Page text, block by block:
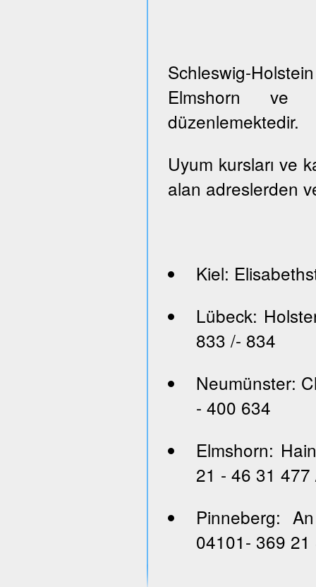
Schleswig-
Elmshorn ve
düzenlemektedir.
Uyum kursları ve
alan adreslerden
Kiel:
Lübeck:
833 /- 834
Neumünster:
- 400 634
Elmshorn:
21 - 46 31 477
Pinneberg:
04101- 369 21